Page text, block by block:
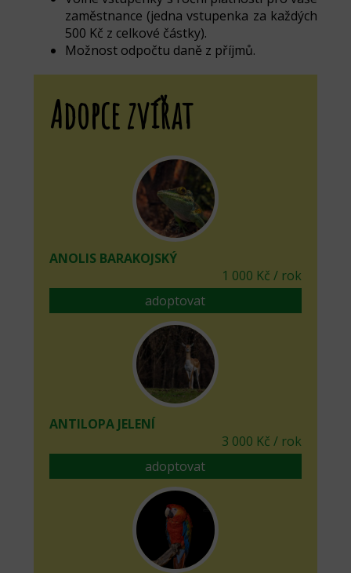
zaměstnance (jedna vstupenka za každých
500 Kč z celkové částky).
Možnost odpočtu daně z příjmů.
Adopce zvířat
ANOLIS BARAKOJSKÝ
1 000 Kč / rok
adoptovat
ANTILOPA JELENÍ
3 000 Kč / rok
adoptovat